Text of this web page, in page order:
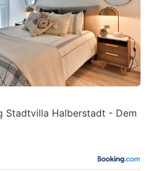
Stadtvilla Halberstadt - Dem